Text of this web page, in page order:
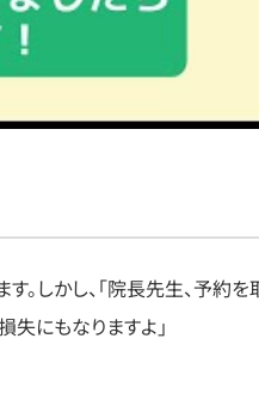
。しかし、「院長先生、予約を
にもなりますよ」